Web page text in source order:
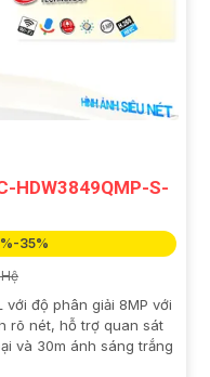
HDW3849QMP-S-
35%
với độ phân giải 8MP với
rõ nét, hỗ trợ quan sát
và 30m ánh sáng trắng